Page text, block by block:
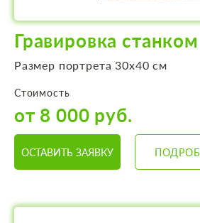
Гравировка
Размер портрета 30х40 см
Стоимость
от 8 000 руб.
ОСТАВИТЬ ЗАЯВКУ